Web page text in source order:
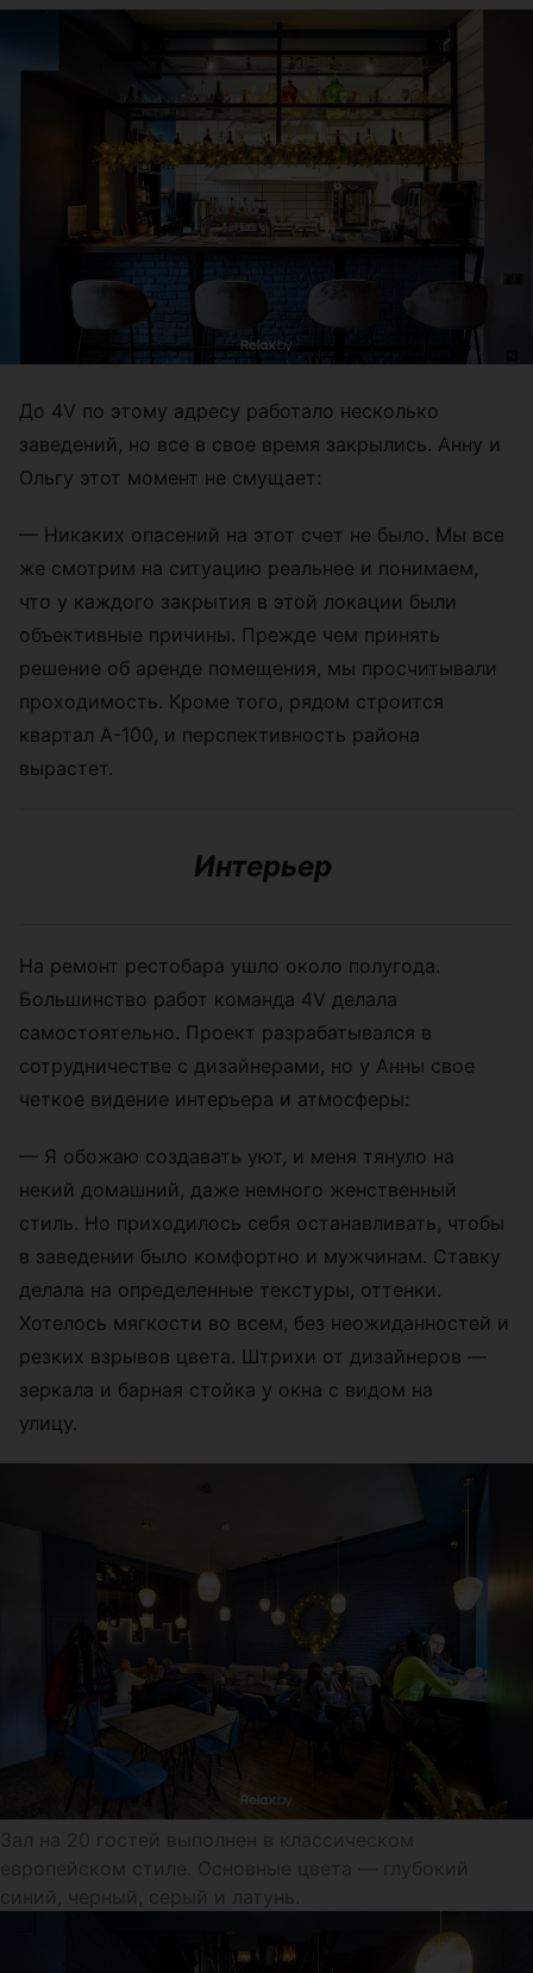
До 4V по этому адресу работало несколько
заведений, но все в свое время закрылись. Анну и
Ольгу этот момент не смущает:
— Никаких опасений на этот счет не было. Мы все
же смотрим на ситуацию реальнее и понимаем,
что у каждого закрытия в этой локации были
объективные причины. Прежде чем принять
решение об аренде помещения, мы просчитывали
проходимость. Кроме того, рядом строится
квартал А-100, и перспективность района
вырастет.
Интерьер
На ремонт рестобара ушло около полугода.
Большинство работ команда 4V делала
самостоятельно. Проект разрабатывался в
сотрудничестве с дизайнерами, но у Анны свое
четкое видение интерьера и атмосферы:
— Я обожаю создавать уют, и меня тянуло на
некий домашний, даже немного женственный
стиль. Но приходилось себя останавливать, чтобы
в заведении было комфортно и мужчинам. Ставку
делала на определенные текстуры, оттенки.
Хотелось мягкости во всем, без неожиданностей и
резких взрывов цвета. Штрихи от дизайнеров —
зеркала и барная стойка у окна с видом на
улицу.
Зал на 20 гостей выполнен в классическом
европейском стиле. Основные цвета — глубокий
синий, черный, серый и латунь.